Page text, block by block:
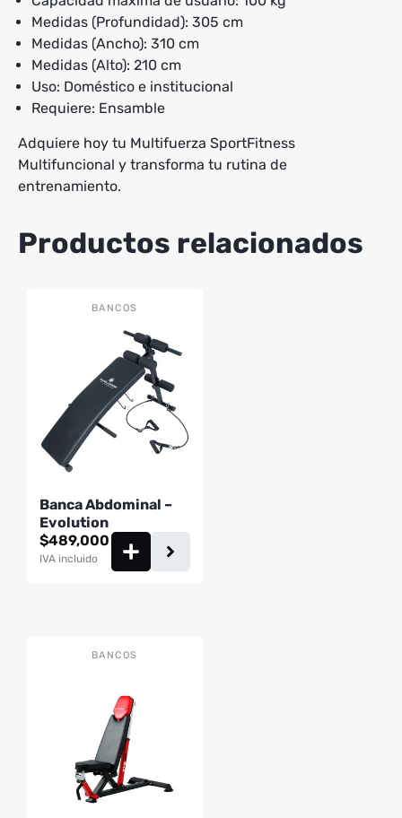
Medidas (Profundidad): 305 cm
Medidas (Ancho): 310 cm
Medidas (Alto): 210 cm
Uso: Doméstico e institucional
Requiere: Ensamble
Adquiere hoy tu Multifuerza SportFitness
Multifuncional y transforma tu rutina de
entrenamiento.
Productos relacionados
BANCOS
Banca Abdominal –
Evolution
$489,000
IVA incluido
BANCOS